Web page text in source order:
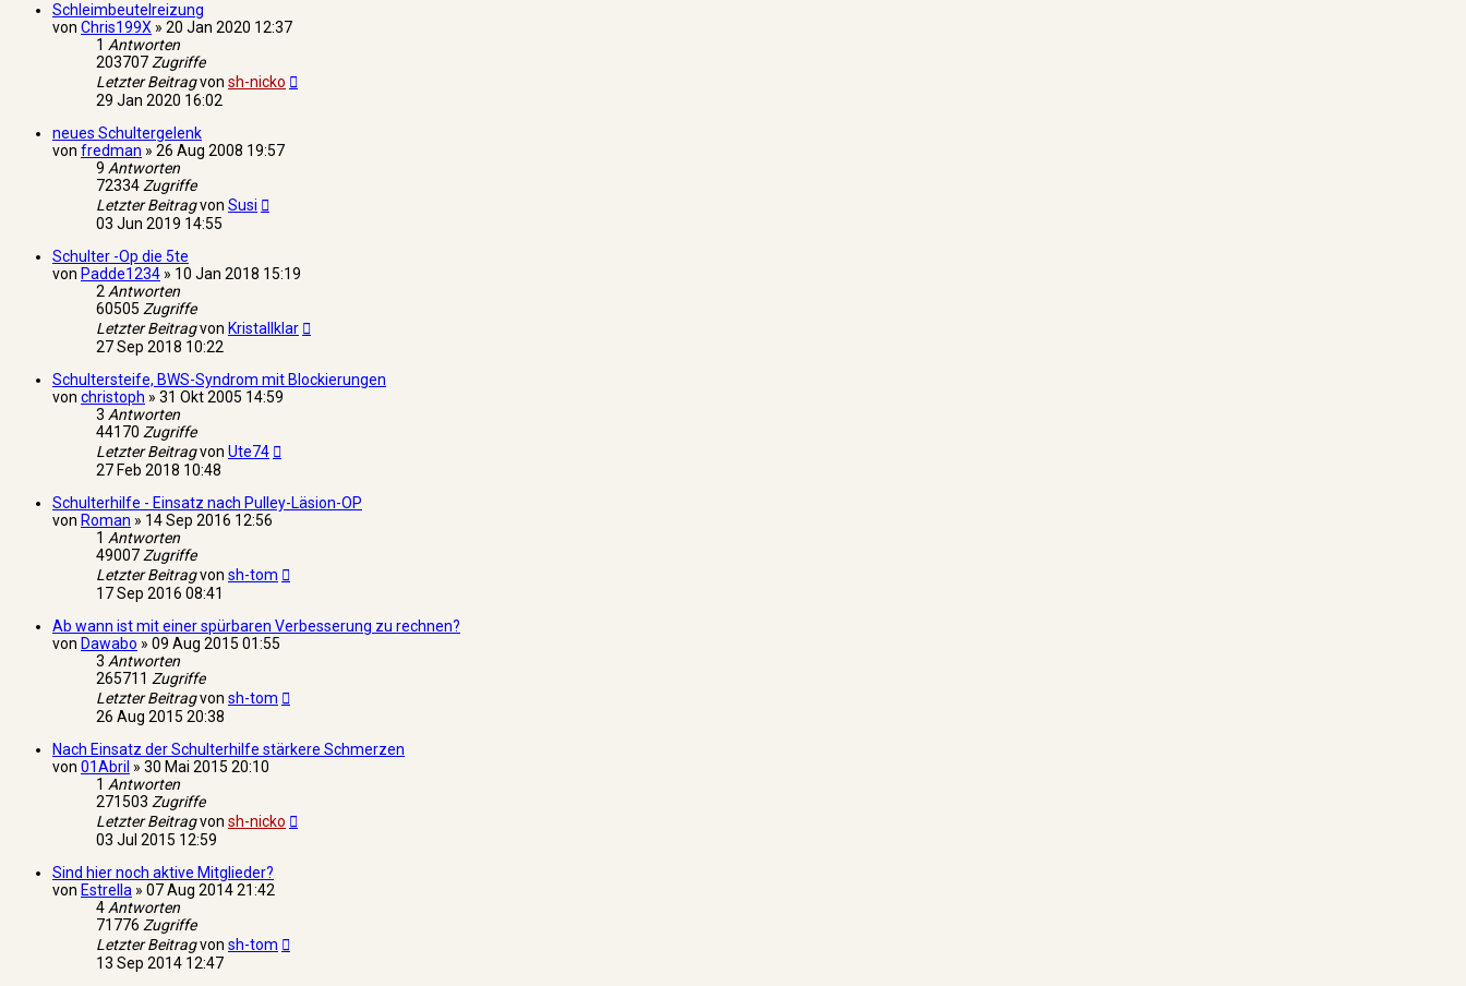
Schleimbeutelreizung
von Chris199X » 20 Jan 2020 12:37
1 Antworten
203707Zugriffe
Letzter Beitragvon sh-nicko
29 Jan 2020 16:02
neues Schultergelenk
von fredman » 26 Aug 2008 19:57
9 Antworten
72334Zugriffe
Letzter Beitragvon Susi
03 Jun 2019 14:55
Schulter -Op die 5te
von Padde1234 » 10 Jan 2018 15:19
2Antworten
60505 Zugriffe
Letzter Beitragvon Kristallklar
27 Sep 2018 10:22
Schultersteife, BWS-Syndrom mit Blockierungen
von christoph » 31 Okt 2005 14:59
3 Antworten
44170 Zugriffe
Letzter Beitragvon Ute74
27 Feb 2018 10:48
Schulterhilfe - Einsatz nach Pulley-Läsion-OP
von Roman » 14 Sep 2016 12:56
1 Antworten
49007Zugriffe
Letzter Beitragvon sh-tom
17 Sep 2016 08:41
Ab wann ist mit einer spürbaren Verbesserung zu rechnen?
von Dawabo » 09 Aug 2015 01:55
3 Antworten
265711 Zugriffe
Letzter Beitragvon sh-tom
26 Aug 2015 20:38
Nach Einsatz der Schulterhilfe stärkere Schmerzen
von 01Abril » 30 Mai 2015 20:10
1 Antworten
271503 Zugriffe
Letzter Beitragvon sh-nicko
03 Jul 2015 12:59
Sind hier noch aktive Mitglieder?
von Estrella » 07 Aug 2014 21:42
4Antworten
71776 Zugriffe
Letzter Beitragvon sh-tom
13 Sep 2014 12:47